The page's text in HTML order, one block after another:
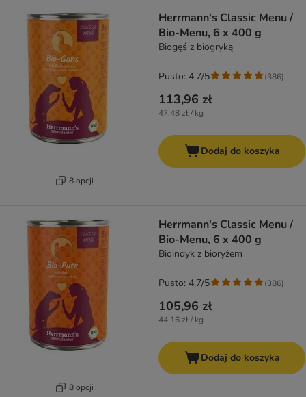
8 opcji
Herrmann's Classic Menu /
Bio-Menu, 6 x 400 g
Biogęś z biogryką
113,96 zł
47,48 zł / kg
Pusto: 4.7/5 (386)
Dodaj do koszyka
8 opcji
Herrmann's Classic Menu /
Bio-Menu, 6 x 400 g
Bioindyk z bioryżem
105,96 zł
44,16 zł / kg
Pusto: 4.7/5 (386)
Dodaj do koszyka